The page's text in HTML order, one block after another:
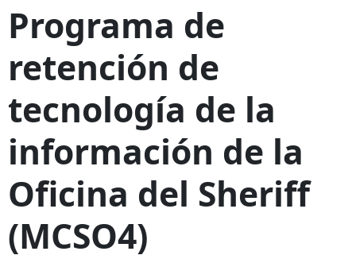
Programa de
retención de
tecnología de la
información de la
Oficina del Sheriff
(MCSO4)